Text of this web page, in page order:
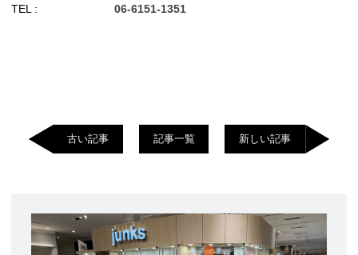
TEL :
06-6151-1351
古い記事 記事一覧 新しい記事